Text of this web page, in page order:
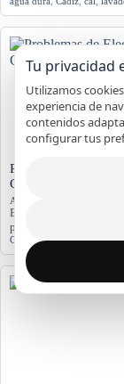
Problemas de
Cádiz
Averías y orientación en
Exploramos los
pisos antiguos de
Cádiz Electrodomésticos,
Tu privacidad
Utilizamos
experiencia de
contenidos
configurar tus